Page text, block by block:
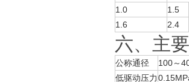
1.0
1.5
1.6
2.4
六、主
公称通径
100～
低驱动压力